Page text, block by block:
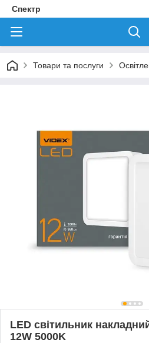
Спектр
Товари та послуги
LED світильник
12W 5000K